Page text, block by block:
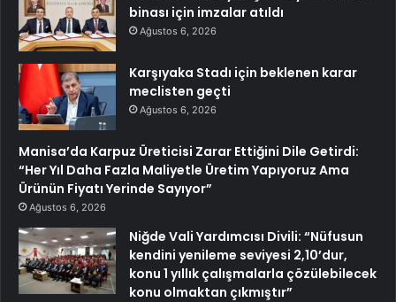
binası için imzalar atıldı
Ağustos 6, 2026
Karşıyaka Stadı için beklenen karar
meclisten geçti
Ağustos 6, 2026
Manisa’da Karpuz Üreticisi Zarar Ettiğini Dile Getirdi:
“Her Yıl Daha Fazla Maliyetle Üretim Yapıyoruz Ama
Ürünün Fiyatı Yerinde Sayıyor”
Ağustos 6, 2026
Niğde Vali Yardımcısı Divili: “Nüfusun
kendini yenileme seviyesi 2,10’dur,
konu 1 yıllık çalışmalarla çözülebilecek
konu olmaktan çıkmıştır”